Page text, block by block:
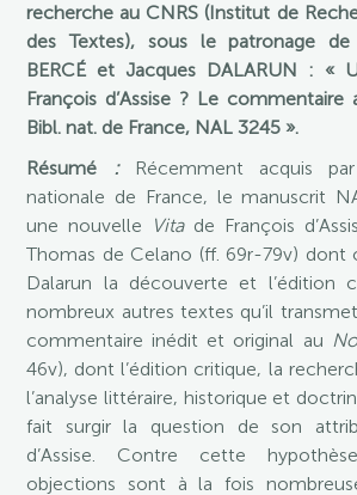
recherche au CNRS (Institut de
des Textes), sous le patronage de
BERCÉ et Jacques DALARUN : «
François d’Assise ? Le commentaire
Bibl. nat. de France, NAL 3245 ».
Résumé :Récemment acquis
nationale de France, le manuscrit
une nouvelle
Vitade François
Thomas de Celano (ff. 69r-79v) dont
Dalarun la découverte et l’édition
nombreux autres textes qu’il
commentaire inédit et original au
46v), dont l’édition critique, la
l’analyse littéraire, historique et
fait surgir la question de son
d’Assise. Contre cette
objections sont à la fois